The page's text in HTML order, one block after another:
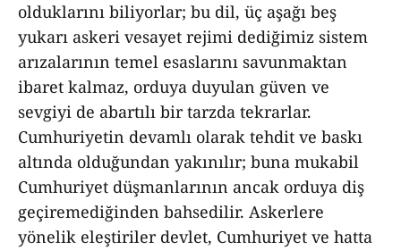
olduklarını biliyorlar; bu dil, üç aşağı beş
yukarı askeri vesayet rejimi dediğimiz sistem
arızalarının temel esaslarını savunmaktan
ibaret kalmaz, orduya duyulan güven ve
sevgiyi de abartılı bir tarzda tekrarlar.
Cumhuriyetin devamlı olarak tehdit ve baskı
altında olduğundan yakınılır; buna mukabil
Cumhuriyet düşmanlarının ancak orduya diş
geçiremediğinden bahsedilir. Askerlere
yönelik eleştiriler devlet, Cumhuriyet ve hatta